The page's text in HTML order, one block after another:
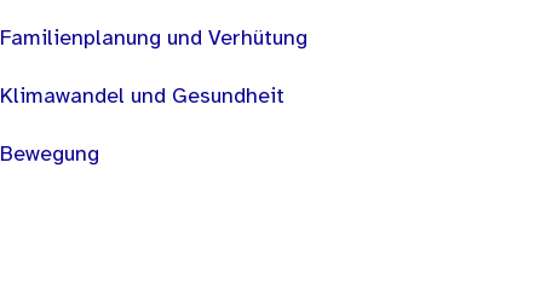
Familienplanung und Verhütung
Klimawandel und Gesundheit
Bewegung